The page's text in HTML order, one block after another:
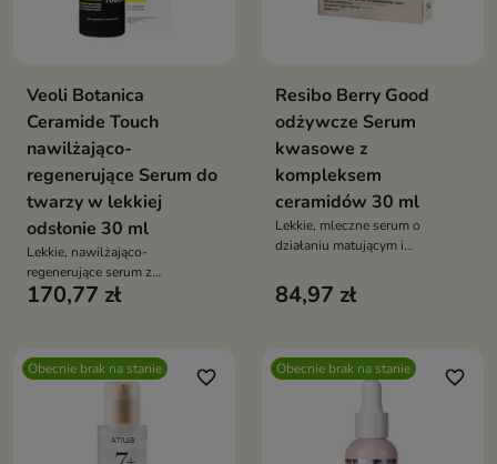
Veoli Botanica
Ceramide Touch
nawilżająco-
regenerujące Serum do
twarzy w lekkiej
odsłonie 30 ml
Lekkie, nawilżająco-
regenerujące serum z
ceramidami i algami, idealne dla
170,77 zł
Resibo Berry Good
odżywcze Serum
kwasowe z
kompleksem
ceramidów 30 ml
Lekkie, mleczne serum o
działaniu matującym i
łojotok, wygładza teksturę skóry,
koi i nadaje aksamitne
trądzikowych
84,97 zł
Obecnie brak na stanie favorite_border Obecnie brak na stanie favorite_border